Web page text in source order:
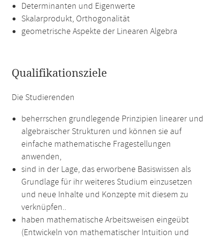
Determinanten und Eigenwerte
Skalarprodukt, Orthogonalität
geometrische Aspekte der Linearen Algebra
Qualifikationsziele
Die Studierenden
beherrschen grundlegende Prinzipien linearer und
algebraischer Strukturen und können sie auf
einfache mathematische Fragestellungen
anwenden,
sind in der Lage, das erworbene Basiswissen als
Grundlage für ihr weiteres Studium einzusetzen
und neue Inhalte und Konzepte mit diesem zu
verknüpfen..
haben mathematische Arbeitsweisen eingeübt
(Entwickeln von mathematischer Intuition und